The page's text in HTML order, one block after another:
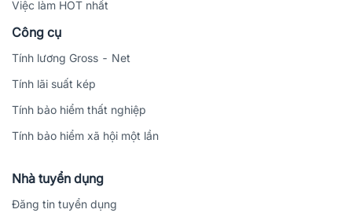
Việc làm HOT nhất
Công cụ
Tính lương Gross - Net
Tính lãi suất kép
Tính bảo hiểm thất nghiệp
Tính bảo hiểm xã hội một lần
Nhà tuyển dụng
Đăng tin tuyển dụng